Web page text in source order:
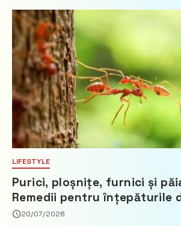
LIFESTYLE
Purici, ploșnițe, furnici și
Remedii pentru înțepăturile
20/07/2026